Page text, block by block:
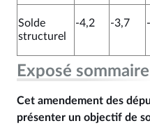
Solde
structurel
-4,2 -3,7
Exposé sommaire
Cet amendement des
présenter un objectif de